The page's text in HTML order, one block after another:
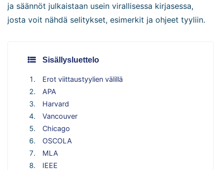
ja säännöt julkaistaan usein virallisessa kirjasessa,
josta voit nähdä selitykset, esimerkit ja ohjeet tyyliin.
Sisällysluettelo
Erot viittaustyylien välillä
APA
Harvard
Vancouver
Chicago
OSCOLA
MLA
IEEE